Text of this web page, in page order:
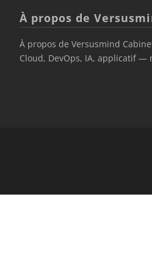
À propos de
À propos de Versusmind
Cloud, DevOps, IA, applicatif —